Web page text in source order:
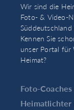
Wir sind die
Foto- & Video-
Süddeutschland
Kennen Sie
unser Portal für
Heimat?
Foto-Coaches
Heimatlichter